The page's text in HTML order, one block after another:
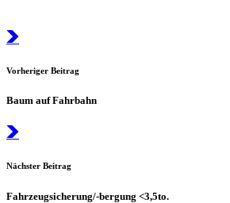
Vorheriger Beitrag
Baum auf Fahrbahn
Nächster Beitrag
Fahrzeugsicherung/-bergung <3,5to.